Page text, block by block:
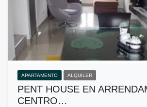
APARTAMENTO ALQUILER
PENT HOUSE EN
CENTRO…